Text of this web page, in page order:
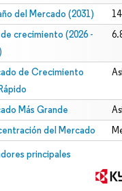
del Mercado (2031)
de crecimiento (2026 -
de Crecimiento
Más Grande
del Mercado
principales
© Mordor Intelligence. El uso
CC BY 4.0.